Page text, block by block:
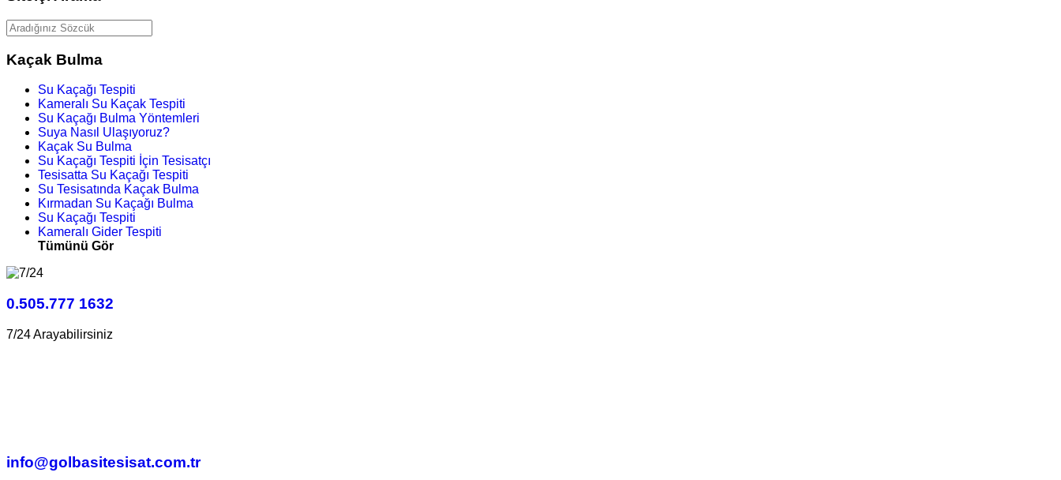
Kaçak Bulma
Su Kaçağı Tespiti
Kameralı Su Kaçak Tespiti
Su Kaçağı Bulma Yöntemleri
Suya Nasıl Ulaşıyoruz?
Kaçak Su Bulma
Su Kaçağı Tespiti İçin Tesisatçı
Tesisatta Su Kaçağı Tespiti
Su Tesisatında Kaçak Bulma
Kırmadan Su Kaçağı Bulma
Su Kaçağı Tespiti
Kameralı Gider Tespiti
Tümünü Gör
0.505.777 1632
7/24 Arayabilirsiniz
info@golbasitesisat.com.tr